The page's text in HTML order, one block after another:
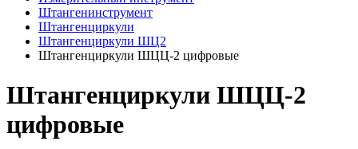
Штангенинструмент
Штангенциркули
Штангенциркули ШЦ2
Штангенциркули ШЦЦ-2 цифровые
Штангенциркули ШЦЦ-2
цифровые